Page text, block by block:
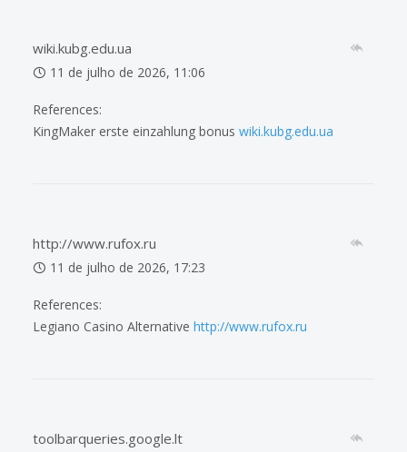
wiki.kubg.edu.ua
11 de julho de 2026, 11:06
References:
KingMaker erste einzahlung bonus wiki.kubg.edu.ua
http://www.rufox.ru
11 de julho de 2026, 17:23
References:
Legiano Casino Alternative http://www.rufox.ru
toolbarqueries.google.lt